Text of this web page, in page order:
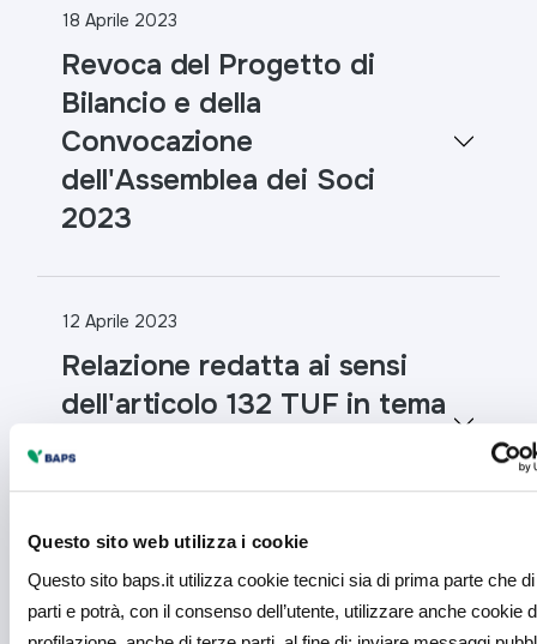
Questo sito web utilizza i cookie
Questo sito baps.it utilizza cookie tecnici sia di prima parte che
parti e potrà, con il consenso dell’utente, utilizzare anche cookie
18 Aprile 2023
Revoca del Progetto di
Bilancio e della
Convocazione
dell'Assemblea dei Soci
2023
12 Aprile 2023
Relazione redatta ai sensi
dell'articolo 132 TUF in tema
azioni proprie
07 Aprile 2023
Assemblea Ordinaria 2023